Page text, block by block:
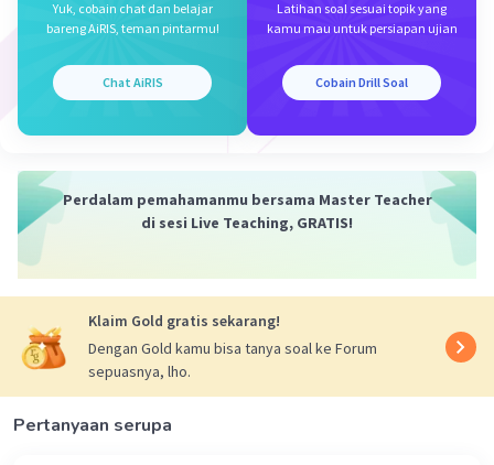
stabilitas minyak bumi di pasaran agar terdapat
juga pemasukan yang merata bagi produsen.
Dengan demikian, jawaban yang benar adalah D.
Semoga membantu✨
Yuk, cobain chat dan belajar
bareng AiRIS, teman pintarmu!
Chat AiRIS
Latihan soal sesuai topik yang
kamu mau untuk persiapan ujian
Cobain Drill Soal
Perdalam pemahamanmu bersama Master Teacher
di sesi Live Teaching, GRATIS!
Klaim Gold gratis sekarang!
Dengan Gold kamu bisa tanya soal ke Forum
sepuasnya, lho.
Pertanyaan serupa